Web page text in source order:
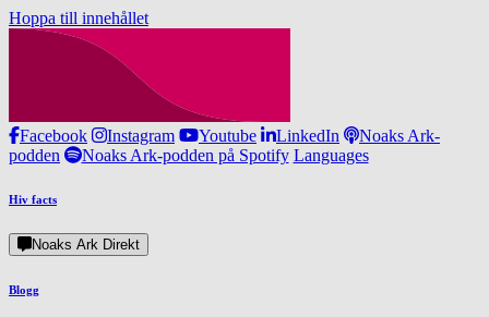
Hoppa till innehållet
Facebook Instagram Youtube LinkedIn
Noaks Ark-
podden
Noaks Ark-podden på Spotify Languages
Hiv facts
Noaks Ark Direkt
Blogg